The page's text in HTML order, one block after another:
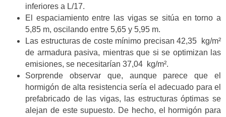
inferiores a L/17.
El espaciamiento entre las vigas se sitúa en torno a
5,85 m, oscilando entre 5,65 y 5,95 m.
Las estructuras de coste mínimo precisan 42,35 kg/m²
de armadura pasiva, mientras que si se optimizan las
emisiones, se necesitarían 37,04 kg/m².
Sorprende observar que, aunque parece que el
hormigón de alta resistencia sería el adecuado para el
prefabricado de las vigas, las estructuras óptimas se
alejan de este supuesto. De hecho, el hormigón para